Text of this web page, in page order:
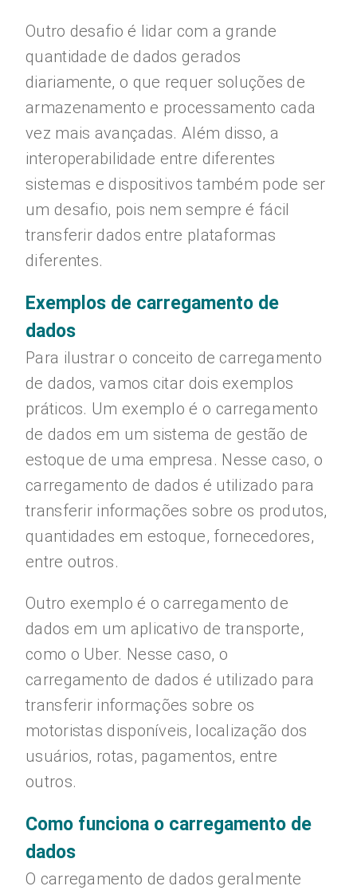
Outro desafio é lidar com a grande
quantidade de dados gerados
diariamente, o que requer soluções de
armazenamento e processamento cada
vez mais avançadas. Além disso, a
interoperabilidade entre diferentes
sistemas e dispositivos também pode ser
um desafio, pois nem sempre é fácil
transferir dados entre plataformas
diferentes.
Exemplos de carregamento de
dados
Para ilustrar o conceito de carregamento
de dados, vamos citar dois exemplos
práticos. Um exemplo é o carregamento
de dados em um sistema de gestão de
estoque de uma empresa. Nesse caso, o
carregamento de dados é utilizado para
transferir informações sobre os produtos,
quantidades em estoque, fornecedores,
entre outros.
Outro exemplo é o carregamento de
dados em um aplicativo de transporte,
como o Uber. Nesse caso, o
carregamento de dados é utilizado para
transferir informações sobre os
motoristas disponíveis, localização dos
usuários, rotas, pagamentos, entre
outros.
Como funciona o carregamento de
dados
O carregamento de dados geralmente